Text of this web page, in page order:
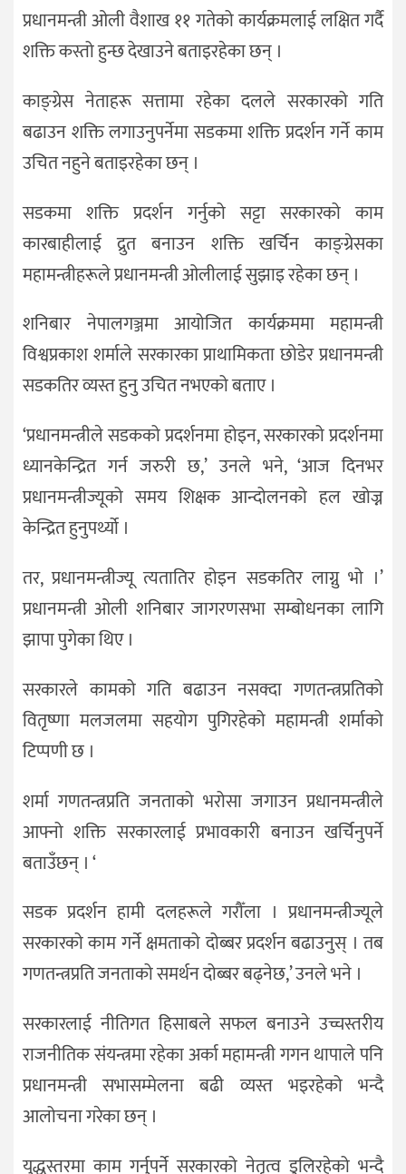
प्रधानमन्त्री ओली वैशाख ११ गतेको कार्यक्रमलाई लक्षित गर्दै
शक्ति कस्तो हुन्छ देखाउने बताइरहेका छन् ।
काङ्ग्रेस नेताहरू सत्तामा रहेका दलले सरकारको गति
बढाउन शक्ति लगाउनुपर्नेमा सडकमा शक्ति प्रदर्शन गर्ने काम
उचित नहुने बताइरहेका छन् ।
सडकमा शक्ति प्रदर्शन गर्नुको सट्टा सरकारको काम
कारबाहीलाई द्रुत बनाउन शक्ति खर्चिन काङ्ग्रेसका
महामन्त्रीहरूले प्रधानमन्त्री ओलीलाई सुझाइ रहेका छन् ।
शनिबार नेपालगञ्जमा आयोजित कार्यक्रममा महामन्त्री
विश्वप्रकाश शर्माले सरकारका प्राथामिकता छोडेर प्रधानमन्त्री
सडकतिर व्यस्त हुनु उचित नभएको बताए ।
‘प्रधानमन्त्रीले सडकको प्रदर्शनमा होइन, सरकारको प्रदर्शनमा
ध्यानकेन्द्रित गर्न जरुरी छ,’ उनले भने, ‘आज दिनभर
प्रधानमन्त्रीज्यूको समय शिक्षक आन्दोलनको हल खोज्न
केन्द्रित हुनुपर्थ्यो ।
तर, प्रधानमन्त्रीज्यू त्यतातिर होइन सडकतिर लाग्नु भो ।’
प्रधानमन्त्री ओली शनिबार जागरणसभा सम्बोधनका लागि
झापा पुगेका थिए ।
सरकारले कामको गति बढाउन नसक्दा गणतन्त्रप्रतिको
वितृष्णा मलजलमा सहयोग पुगिरहेको महामन्त्री शर्माको
टिप्पणी छ ।
शर्मा गणतन्त्रप्रति जनताको भरोसा जगाउन प्रधानमन्त्रीले
आफ्नो शक्ति सरकारलाई प्रभावकारी बनाउन खर्चिनुपर्ने
बताउँछन् । ‘
सडक प्रदर्शन हामी दलहरूले गरौँला । प्रधानमन्त्रीज्यूले
सरकारको काम गर्ने क्षमताको दोब्बर प्रदर्शन बढाउनुस् । तब
गणतन्त्रप्रति जनताको समर्थन दोब्बर बढ्नेछ,’ उनले भने ।
सरकारलाई नीतिगत हिसाबले सफल बनाउने उच्चस्तरीय
राजनीतिक संयन्त्रमा रहेका अर्का महामन्त्री गगन थापाले पनि
प्रधानमन्त्री सभासम्मेलना बढी व्यस्त भइरहेको भन्दै
आलोचना गरेका छन् ।
युद्धस्तरमा काम गर्नुपर्ने सरकारको नेतृत्व डुलिरहेको भन्दै